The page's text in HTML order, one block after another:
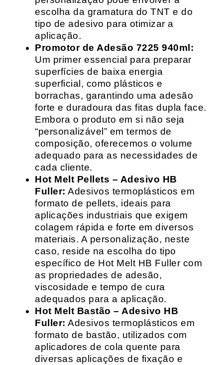
escolha da gramatura do TNT e do
tipo de adesivo para otimizar a
aplicação.
Promotor de Adesão 7225 940ml:
Um primer essencial para preparar
superfícies de baixa energia
superficial, como plásticos e
borrachas, garantindo uma adesão
forte e duradoura das fitas dupla face.
Embora o produto em si não seja
“personalizável” em termos de
composição, oferecemos o volume
adequado para as necessidades de
cada cliente.
Hot Melt Pellets – Adesivo HB
Fuller: Adesivos termoplásticos em
formato de pellets, ideais para
aplicações industriais que exigem
colagem rápida e forte em diversos
materiais. A personalização, neste
caso, reside na escolha do tipo
específico de Hot Melt HB Fuller com
as propriedades de adesão,
viscosidade e tempo de cura
adequados para a aplicação.
Hot Melt Bastão – Adesivo HB
Fuller: Adesivos termoplásticos em
formato de bastão, utilizados com
aplicadores de cola quente para
diversas aplicações de fixação e